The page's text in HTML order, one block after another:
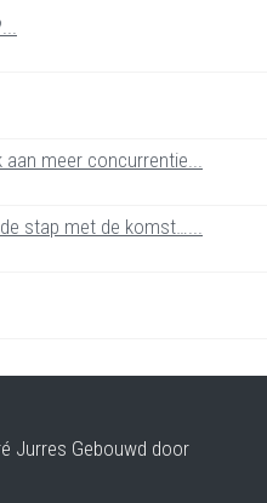
meer concurrentie...
stap met de komst…...
Jurres Gebouwd door